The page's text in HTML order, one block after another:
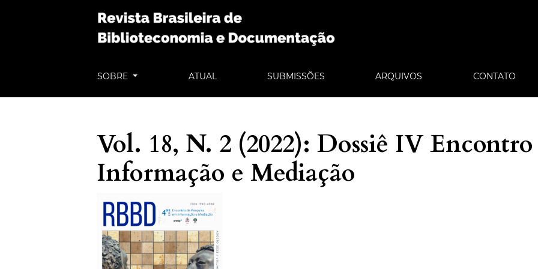
SOBRE ATUAL SUBMISSÕES ARQUIVOS CONTATO
Vol. 18, N. 2 (2022): Dossiê IV Encontro
Informação e Mediação